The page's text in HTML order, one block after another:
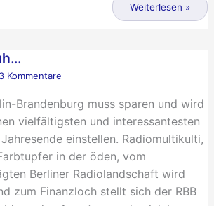
Weiterlesen »
3 Kommentare
Brandenburg muss sparen und wird
vielfältigsten und interessantesten
einstellen. Radiomultikulti,
in der öden, vom
Berliner Radiolandschaft wird
zum Finanzloch stellt sich der RBB